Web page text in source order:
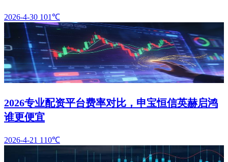
2026-4-30 101℃
2026专业配资平台费率对比，申宝恒信英赫启鸿
谁更便宜
2026-4-21 110℃